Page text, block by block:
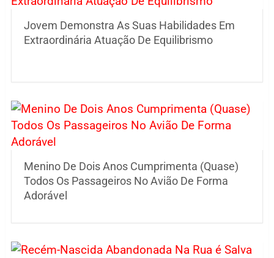
Jovem Demonstra As Suas Habilidades Em
Extraordinária Atuação De Equilibrismo
Menino De Dois Anos Cumprimenta (Quase)
Todos Os Passageiros No Avião De Forma
Adorável